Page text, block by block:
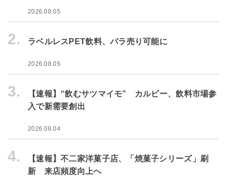
2026.08.05
2. ラベルレスPET飲料、バラ売り可能に
2026.08.05
3.
【速報】“飲むサツマイモ” カルビー、飲料市場参
入で新需要創出
2026.08.04
4.
【速報】不二家洋菓子店、「焼菓子シリーズ」刷
新 来店頻度向上へ